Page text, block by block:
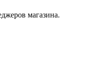
магазина.